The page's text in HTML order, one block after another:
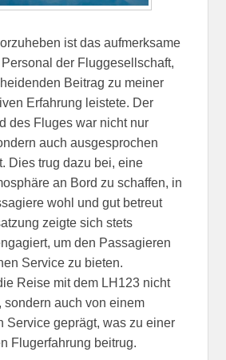
ist das aufmerksame
der Fluggesellschaft,
Beitrag zu meiner
Erfahrung leistete. Der
des Fluges war nicht nur
auch ausgesprochen
Dies trug dazu bei, eine
an Bord zu schaffen, in
wohl und gut betreut
zeigte sich stets
um den Passagieren
Service zu bieten.
Reise mit dem LH123 nicht
sondern auch von einem
Service geprägt, was zu einer
Flugerfahrung beitrug.